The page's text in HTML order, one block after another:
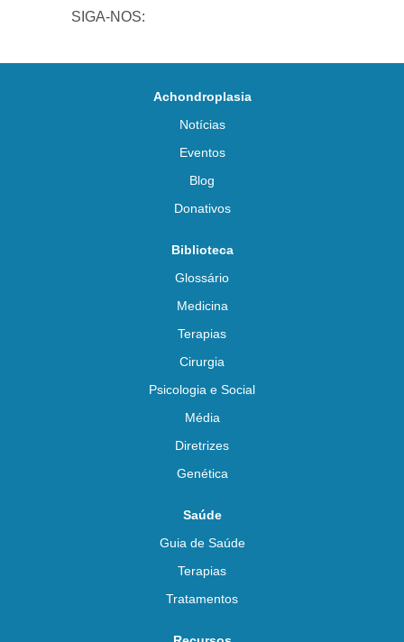
SIGA-NOS:
Achondroplasia
Notícias
Eventos
Blog
Donativos
Biblioteca
Glossário
Medicina
Terapias
Cirurgia
Psicologia e Social
Média
Diretrizes
Genética
Saúde
Guia de Saúde
Terapias
Tratamentos